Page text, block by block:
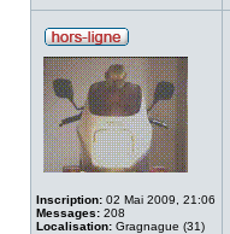
Inscription: 02 Mai 2009, 21:06
Messages: 208
Localisation: Gragnague (31)